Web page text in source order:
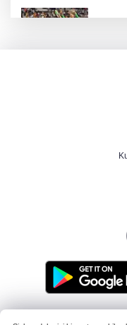
Derin
BM'nin